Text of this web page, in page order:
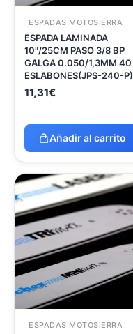
ESPADAS MOTOSIERRA
ESPADA LAMINADA
10"/25CM PASO 3/8 BP
GALGA 0.050/1,3MM 40
ESLABONES(JPS-240-P)
11,31€
Añadir al carrito
ESPADAS MOTOSIERRA